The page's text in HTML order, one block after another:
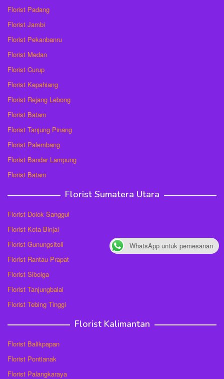
Florist Padang
Florist Jambi
Florist Pekanbanru
Florist Medan
Florist Curup
Florist Kepahiang
Florist Rejang Lebong
Florist Batam
Florist Tanjung Pinang
Florist Palembang
Florist Bandar Lampung
Florist Batam
Florist Sumatera Utara
Florist Dolok Sanggul
Florist Kota Binjai
Florist Gunungsitoli
Florist Rantau Prapat
Florist Sibolga
Florist Tanjungbalai
Florist Tebing Tinggi
Florist Kalimantan
Florist Balikpapan
Florist Pontianak
Florist Palangkaraya
WhatsApp untuk pemesanan